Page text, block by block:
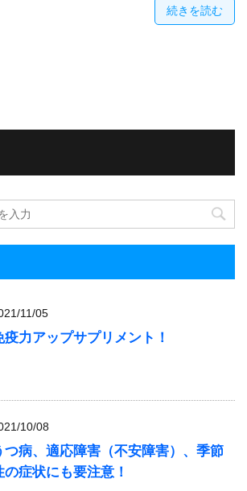
続きを読む
11/05
疫力アップサプリメント！
10/08
つ病、適応障害（不安障害）、季節
の症状にも要注意！